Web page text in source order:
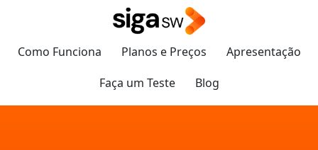
Como Funciona Planos e Preços
Apresentação
Faça um Teste
Blog